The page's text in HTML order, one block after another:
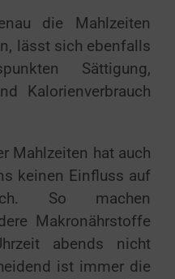
die Mahlzeiten
lässt sich ebenfalls
Sättigung,
Kalorienverbrauch
Mahlzeiten hat auch
keinen Einfluss auf
So machen
Makronährstoffe
abends nicht
ist immer die